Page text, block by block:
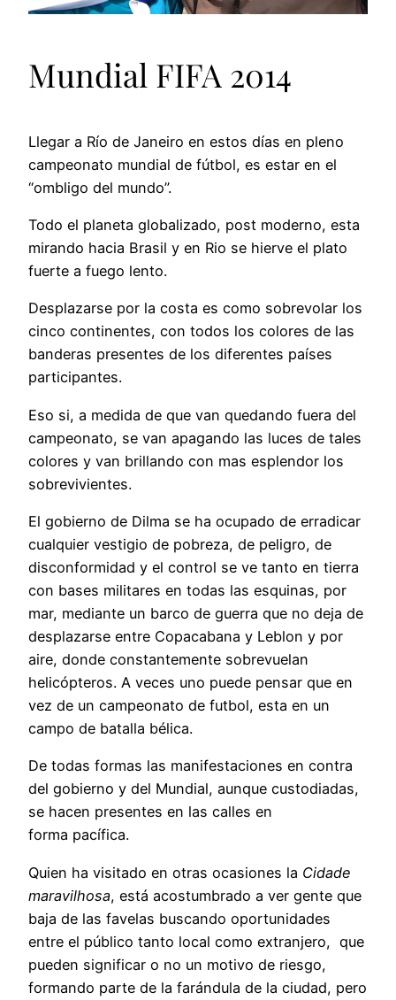
Mundial FIFA 2014
Llegar a Río de Janeiro en estos días en pleno
campeonato mundial de fútbol, es estar en el
“ombligo del mundo”.
Todo el planeta globalizado, post moderno, esta
mirando hacia Brasil y en Rio se hierve el plato
fuerte a fuego lento.
Desplazarse por la costa es como sobrevolar los
cinco continentes, con todos los colores de las
banderas presentes de los diferentes países
participantes.
Eso si, a medida de que van quedando fuera del
campeonato, se van apagando las luces de tales
colores y van brillando con mas esplendor los
sobrevivientes.
El gobierno de Dilma se ha ocupado de erradicar
cualquier vestigio de pobreza, de peligro, de
disconformidad y el control se ve tanto en tierra
con bases militares en todas las esquinas, por
mar, mediante un barco de guerra que no deja de
desplazarse entre Copacabana y Leblon y por
aire, donde constantemente sobrevuelan
helicópteros. A veces uno puede pensar que en
vez de un campeonato de futbol, esta en un
campo de batalla bélica.
De todas formas las manifestaciones en contra
del gobierno y del Mundial, aunque custodiadas,
se hacen presentes en las calles en
forma pacífica.
Quien ha visitado en otras ocasiones la Cidade
maravilhosa, está acostumbrado a ver gente que
baja de las favelas buscando oportunidades
entre el público tanto local como extranjero, que
pueden significar o no un motivo de riesgo,
formando parte de la farándula de la ciudad, pero